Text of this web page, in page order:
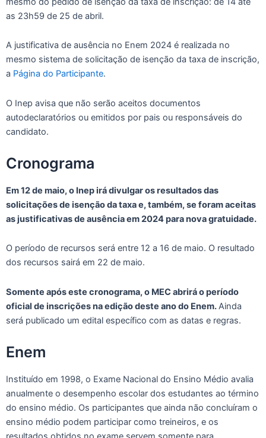
as 23h59 de 25 de abril.
A justificativa de ausência no Enem 2024 é realizada no
mesmo sistema de solicitação de isenção da taxa de inscrição,
a Página do Participante.
O Inep avisa que não serão aceitos documentos
autodeclaratórios ou emitidos por pais ou responsáveis do
candidato.
Cronograma
Em 12 de maio, o Inep irá divulgar os resultados das
solicitações de isenção da taxa e, também, se foram aceitas
as justificativas de ausência em 2024 para nova gratuidade.
O período de recursos será entre 12 a 16 de maio. O resultado
dos recursos sairá em 22 de maio.
Somente após este cronograma, o MEC abrirá o período
oficial de inscrições na edição deste ano do Enem.Ainda
será publicado um edital específico com as datas e regras.
Enem
Instituído em 1998, o Exame Nacional do Ensino Médio avalia
anualmente o desempenho escolar dos estudantes ao término
do ensino médio. Os participantes que ainda não concluíram o
ensino médio podem participar como treineiros, e os